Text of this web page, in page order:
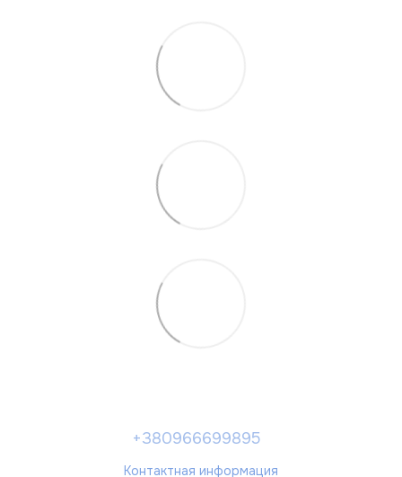
+380966699895
Контактная информация